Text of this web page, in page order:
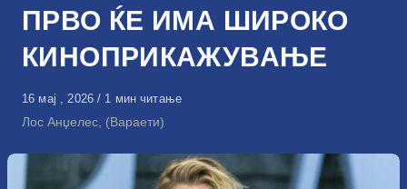
ПРВО ЌЕ ИМА ШИРОКО
КИНОПРИКАЖУВАЊЕ
Објавено
на
16 мај , 2026 1 мин читање
Лос Анџелес, (Вараети)